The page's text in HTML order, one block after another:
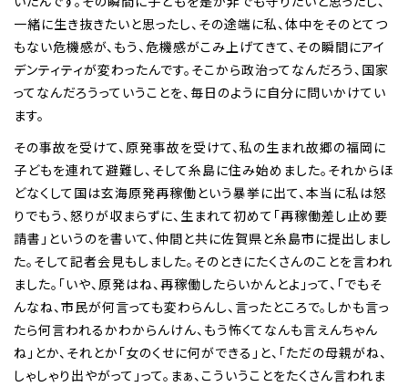
一緒に生き抜きたいと思ったし、その途端に私、体中をそのとてつ
もない危機感が、もう、危機感がこみ上げてきて、その瞬間にアイ
デンティティが変わったんです。そこから政治ってなんだろう、国家
ってなんだろうっていうことを、毎日のように自分に問いかけてい
ます。
その事故を受けて、原発事故を受けて、私の生まれ故郷の福岡に
子どもを連れて避難し、そして糸島に住み始めました。それからほ
どなくして国は玄海原発再稼働という暴挙に出て、本当に私は怒
りでもう、怒りが収まらずに、生まれて初めて「再稼働差し止め要
請書」というのを書いて、仲間と共に佐賀県と糸島市に提出しまし
た。そして記者会見もしました。そのときにたくさんのことを言われ
ました。「いや、原発はね、再稼働したらいかんとよ」って、「でもそ
んなね、市民が何言っても変わらんし、言ったところで。しかも言っ
たら何言われるかわからんけん、もう怖くてなんも言えんちゃん
ね」とか、それとか「女のくせに何ができる」と、「ただの母親がね、
しゃしゃり出やがって」って。まぁ、こういうことをたくさん言われま